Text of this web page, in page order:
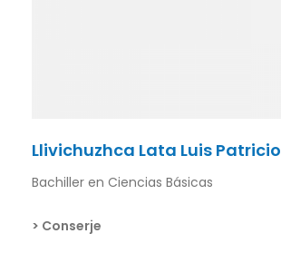
Llivichuzhca Lata Luis Patricio
Bachiller en Ciencias Básicas
> Conserje